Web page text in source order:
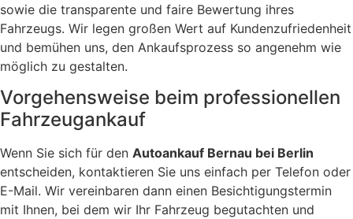
sowie die transparente und faire Bewertung ihres
Fahrzeugs. Wir legen großen Wert auf Kundenzufriedenheit
und bemühen uns, den Ankaufsprozess so angenehm wie
möglich zu gestalten.
Vorgehensweise beim professionellen
Fahrzeugankauf
Wenn Sie sich für den Autoankauf Bernau bei Berlin
entscheiden, kontaktieren Sie uns einfach per Telefon oder
E-Mail. Wir vereinbaren dann einen Besichtigungstermin
mit Ihnen, bei dem wir Ihr Fahrzeug begutachten und